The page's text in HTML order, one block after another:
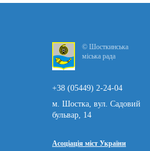
© Шосткинська
міська рада
+38 (05449) 2-24-04
м. Шостка, вул. Садовий
бульвар, 14
Асоціація міст України